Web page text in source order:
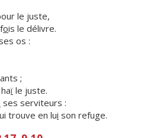
le juste,
ois le délivre.
os :
;
ï le juste.
ses serviteurs :
trouve en lui son refuge.